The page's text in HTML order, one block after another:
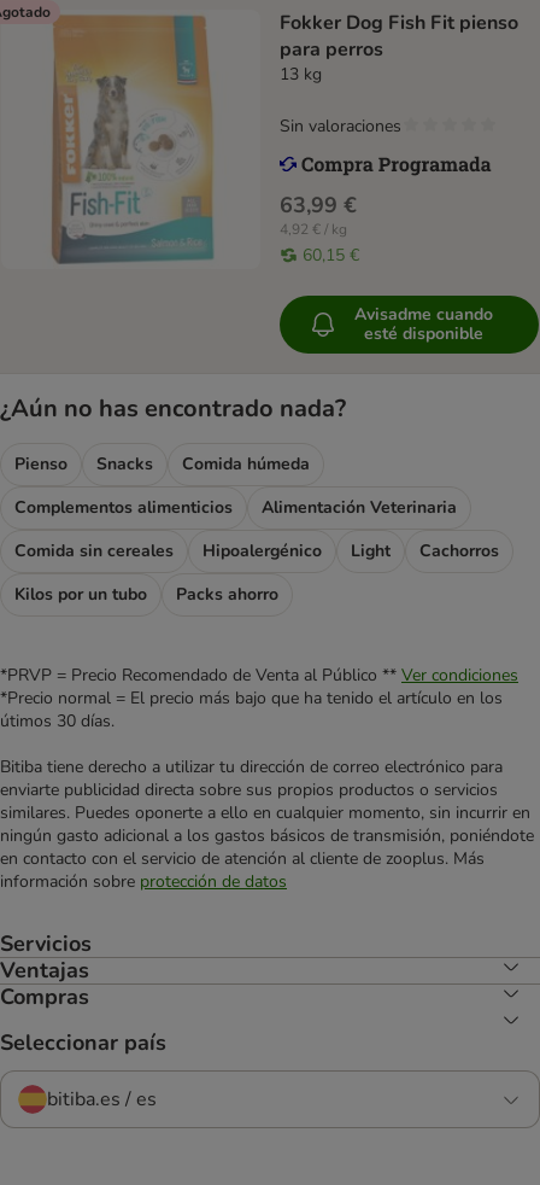
Fokker Dog Fish Fit pienso
para perros
13 kg
63,99 €
4,92 € / kg
60,15 €
Sin valoraciones
Avisadme cuando
esté disponible
¿Aún no has encontrado nada?
Pienso Snacks
Comida húmeda
Complementos alimenticios
Alimentación Veterinaria
Comida sin cereales
Hipoalergénico Light
Cachorros
Kilos por un tubo
Packs ahorro
*PRVP = Precio Recomendado de Venta al Público ** Ver condiciones
*Precio normal = El precio más bajo que ha tenido el artículo en los
útimos 30 días.
Bitiba tiene derecho a utilizar tu dirección de correo electrónico para
enviarte publicidad directa sobre sus propios productos o servicios
similares. Puedes oponerte a ello en cualquier momento, sin incurrir en
ningún gasto adicional a los gastos básicos de transmisión, poniéndote
en contacto con el servicio de atención al cliente de zooplus. Más
información sobre protección de datos
Servicios
Ventajas
Compras
Seleccionar país
bitiba.es / es